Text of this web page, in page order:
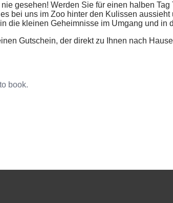
gesehen! Werden Sie für einen halben
bei uns im Zoo hinter den Kulissen
die kleinen Geheimnisse im Umgang und
Gutschein, der direkt zu Ihnen nach
book.